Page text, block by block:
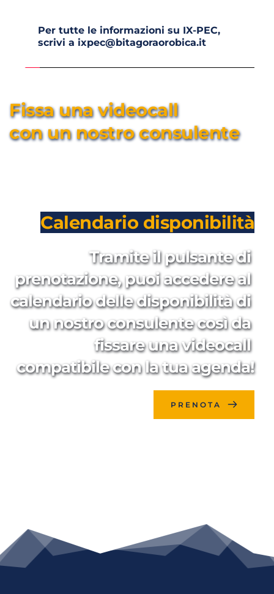
Per tutte le informazioni su IX-PEC,
scrivi a ixpec@bitagoraorobica.it
Fissa una videocall
con un nostro consulente
Calendario disponibilità
Tramite il pulsante di
prenotazione, puoi accedere al
calendario delle disponibilità di
un nostro consulente così da
fissare una videocall
compatibile con la tua agenda!
PRENOTA